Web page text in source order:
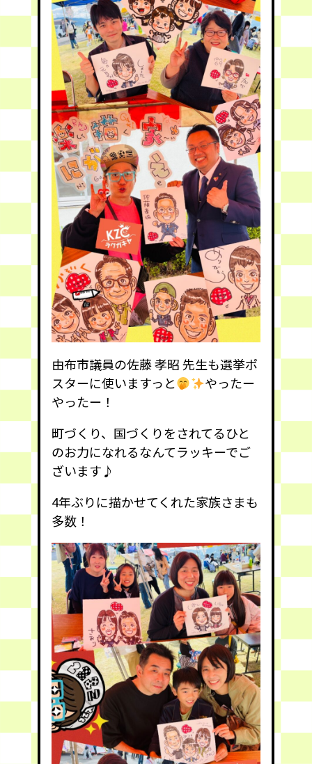
由布市議員の佐藤 孝昭 先生も選挙ポ
スターに使いますっと
やったー
やったー！
町づくり、国づくりをされてるひと
のお力になれるなんてラッキーでご
ざいます♪
4年ぶりに描かせてくれた家族さまも
多数！